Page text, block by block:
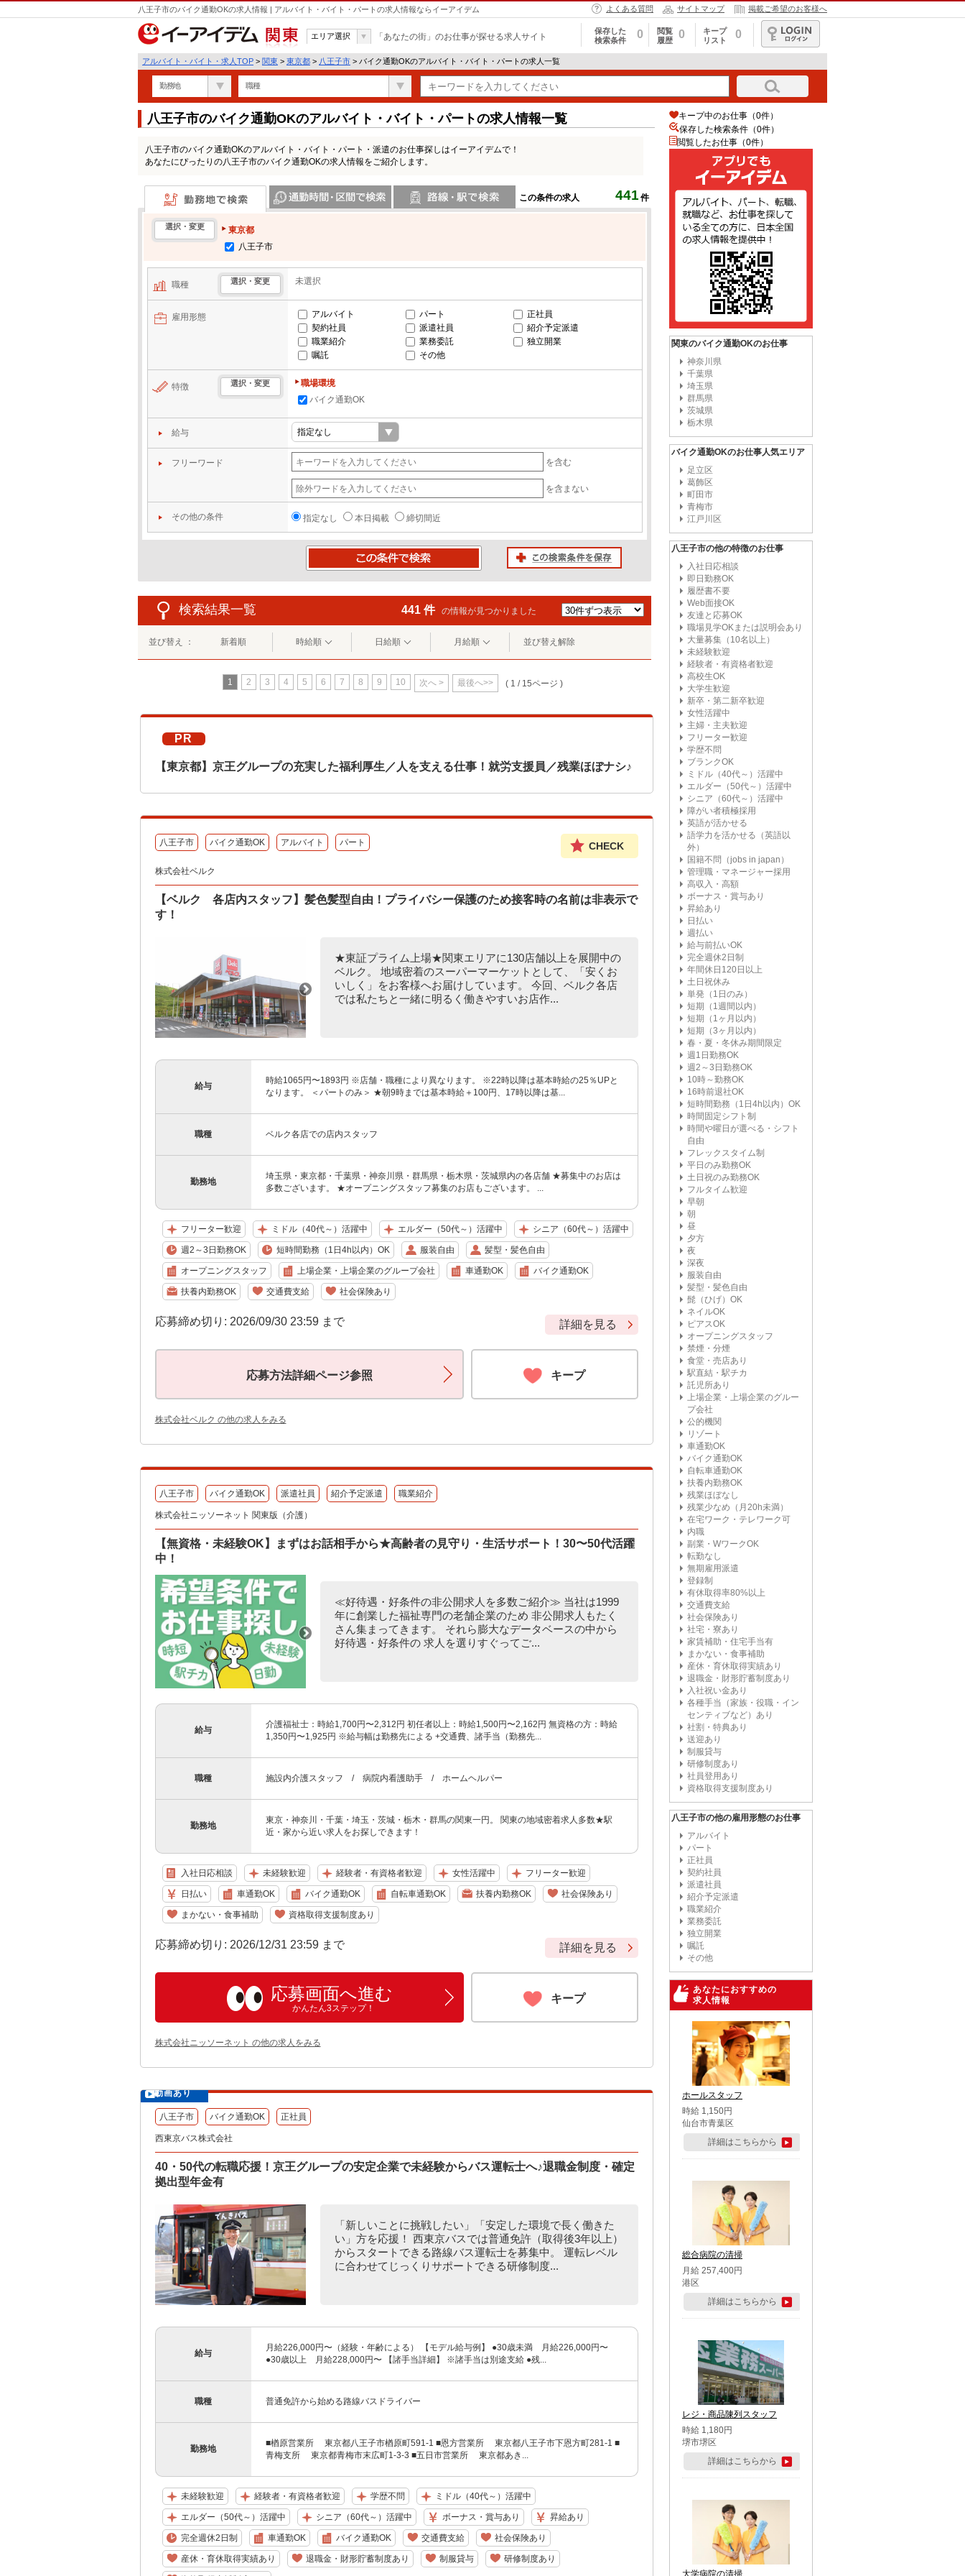
八王子市のバイク通勤OKの求人情報 | アルバイト・バイト・パートの求人情報ならイーアイデム よくある質問 サイトマップ 掲載ご希望のお客様へ
関東
エリア選択 「あなたの街」のお仕事が探せる求人サイト
保存した
検索条件
0
閲覧
履歴
0
キープ
リスト
0
ログイン
アルバイト・バイト・求人TOP > 関東 > 東京都 > 八王子市 > バイク通勤OKのアルバイト・バイト・パートの求人一覧
勤務地 職種
八王子市のバイク通勤OKのアルバイト・バイト・パートの求人情報一覧
八王子市のバイク通勤OKのアルバイト・バイト・パート・派遣のお仕事探しはイーアイデムで！
あなたにぴったりの八王子市のバイク通勤OKの求人情報をご紹介します。
この条件の求人 441 件
勤務地で検索
選択・変更
東京都
八王子市
職種 選択・変更 未選択
雇用形態 アルバイト パート
正社員
契約社員
派遣社員
紹介予定派遣
職業紹介
業務委託
独立開業
嘱託
その他
特徴 選択・変更
職場環境
バイク通勤OK
給与
フリーワード を含む
を含まない
その他の条件 指定なし 本日掲載 締切間近
検索結果一覧 441 件 の情報が見つかりました
並び替え ： 新着順 時給順 日給順 月給順 並び替え解除
1 2 3 4 5 6 7 8 9 10 次へ > 最後へ>> ( 1 / 15ページ )
PR
【東京都】京王グループの充実した福利厚生／人を支える仕事！就労支援員／残業ほぼナシ♪
八王子市 バイク通勤OK アルバイト パート CHECK
株式会社ベルク
【ベルク 各店内スタッフ】髪色髪型自由！プライバシー保護のため接客時の名前は非表示で
す！
★東証プライム上場★関東エリアに130店舗以上を展開中の
ベルク。 地域密着のスーパーマーケットとして、「安くお
いしく」をお客様へお届けしています。 今回、ベルク各店
では私たちと一緒に明るく働きやすいお店作...
給与
時給1065円〜1893円 ※店舗・職種により異なります。 ※22時以降は基本時給の25％UPと
なります。 ＜パートのみ＞ ★朝9時までは基本時給＋100円、17時以降は基...
職種 ベルク各店での店内スタッフ
勤務地
埼玉県・東京都・千葉県・神奈川県・群馬県・栃木県・茨城県内の各店舗 ★募集中のお店は
多数ございます。 ★オープニングスタッフ募集のお店もございます。 ...
フリーター歓迎 ミドル（40代～）活躍中 エルダー（50代～）活躍中 シニア（60代～）活躍中
週2～3日勤務OK 短時間勤務（1日4h以内）OK 服装自由 髪型・髪色自由
オープニングスタッフ 上場企業・上場企業のグループ会社 車通勤OK バイク通勤OK
扶養内勤務OK 交通費支給 社会保険あり
応募締め切り: 2026/09/30 23:59 まで 詳細を見る
応募方法詳細ページ参照 キープ
株式会社ベルク の他の求人をみる
八王子市 バイク通勤OK 派遣社員 紹介予定派遣 職業紹介
株式会社ニッソーネット 関東版（介護）
【無資格・未経験OK】まずはお話相手から★高齢者の見守り・生活サポート！30〜50代活躍
中！
≪好待遇・好条件の非公開求人を多数ご紹介≫ 当社は1999
年に創業した福祉専門の老舗企業のため 非公開求人もたく
さん集まってきます。 それら膨大なデータベースの中から
好待遇・好条件の 求人を選りすぐってご...
給与
介護福祉士：時給1,700円〜2,312円 初任者以上：時給1,500円〜2,162円 無資格の方：時給
1,350円〜1,925円 ※給与幅は勤務先による +交通費、諸手当（勤務先...
職種 施設内介護スタッフ / 病院内看護助手 / ホームヘルパー
勤務地
東京・神奈川・千葉・埼玉・茨城・栃木・群馬の関東一円。 関東の地域密着求人多数★駅
近・家から近い求人をお探しできます！
入社日応相談 未経験歓迎 経験者・有資格者歓迎 女性活躍中 フリーター歓迎
日払い 車通勤OK バイク通勤OK 自転車通勤OK 扶養内勤務OK 社会保険あり
まかない・食事補助 資格取得支援制度あり
応募締め切り: 2026/12/31 23:59 まで 詳細を見る
応募画面へ進む
かんたん3ステップ！
キープ
株式会社ニッソーネット の他の求人をみる
動画あり
八王子市 バイク通勤OK 正社員
西東京バス株式会社
40・50代の転職応援！京王グループの安定企業で未経験からバス運転士へ♪退職金制度・確定
拠出型年金有
「新しいことに挑戦したい」「安定した環境で長く働きた
い」方を応援！ 西東京バスでは普通免許（取得後3年以上）
からスタートできる路線バス運転士を募集中。 運転レベル
に合わせてじっくりサポートできる研修制度...
給与
月給226,000円〜（経験・年齢による） 【モデル給与例】 ●30歳未満 月給226,000円〜
●30歳以上 月給228,000円〜 【諸手当詳細】 ※諸手当は別途支給 ●残...
職種 普通免許から始める路線バスドライバー
勤務地
■楢原営業所 東京都八王子市楢原町591-1 ■恩方営業所 東京都八王子市下恩方町281-1 ■
青梅支所 東京都青梅市末広町1-3-3 ■五日市営業所 東京都あき...
未経験歓迎 経験者・有資格者歓迎 学歴不問 ミドル（40代～）活躍中
エルダー（50代～）活躍中 シニア（60代～）活躍中 ボーナス・賞与あり 昇給あり
完全週休2日制 車通勤OK バイク通勤OK 交通費支給 社会保険あり
産休・育休取得実績あり 退職金・財形貯蓄制度あり 制服貸与 研修制度あり
キープ中のお仕事（0件）
保存した検索条件（0件）
閲覧したお仕事（0件）
関東のバイク通勤OKのお仕事
神奈川県
千葉県
埼玉県
群馬県
茨城県
栃木県
バイク通勤OKのお仕事人気エリア
足立区
葛飾区
町田市
青梅市
江戸川区
八王子市の他の特徴のお仕事
入社日応相談
即日勤務OK
履歴書不要
Web面接OK
友達と応募OK
職場見学OKまたは説明会あり
大量募集（10名以上）
未経験歓迎
経験者・有資格者歓迎
高校生OK
大学生歓迎
新卒・第二新卒歓迎
女性活躍中
主婦・主夫歓迎
フリーター歓迎
学歴不問
ブランクOK
ミドル（40代～）活躍中
エルダー（50代～）活躍中
シニア（60代～）活躍中
障がい者積極採用
英語が活かせる
語学力を活かせる（英語以
外）
国籍不問（jobs in japan）
管理職・マネージャー採用
高収入・高額
ボーナス・賞与あり
昇給あり
日払い
週払い
給与前払いOK
完全週休2日制
年間休日120日以上
土日祝休み
単発（1日のみ）
短期（1週間以内）
短期（1ヶ月以内）
短期（3ヶ月以内）
春・夏・冬休み期間限定
週1日勤務OK
週2～3日勤務OK
10時～勤務OK
16時前退社OK
短時間勤務（1日4h以内）OK
時間固定シフト制
時間や曜日が選べる・シフト
自由
フレックスタイム制
平日のみ勤務OK
土日祝のみ勤務OK
フルタイム歓迎
早朝
朝
昼
夕方
夜
深夜
服装自由
髪型・髪色自由
髭（ひげ）OK
ネイルOK
ピアスOK
オープニングスタッフ
禁煙・分煙
食堂・売店あり
駅直結・駅チカ
託児所あり
上場企業・上場企業のグルー
プ会社
公的機関
リゾート
車通勤OK
バイク通勤OK
自転車通勤OK
扶養内勤務OK
残業ほぼなし
残業少なめ（月20h未満）
在宅ワーク・テレワーク可
内職
副業・WワークOK
転勤なし
無期雇用派遣
登録制
有休取得率80%以上
交通費支給
社会保険あり
社宅・寮あり
家賃補助・住宅手当有
まかない・食事補助
産休・育休取得実績あり
退職金・財形貯蓄制度あり
入社祝い金あり
各種手当（家族・役職・イン
センティブなど）あり
社割・特典あり
送迎あり
制服貸与
研修制度あり
社員登用あり
資格取得支援制度あり
八王子市の他の雇用形態のお仕事
アルバイト
パート
正社員
契約社員
派遣社員
紹介予定派遣
職業紹介
業務委託
独立開業
嘱託
その他
あなたにおすすめの
求人情報
ホールスタッフ
時給 1,150円
仙台市青葉区
詳細はこちらから
総合病院の清掃
月給 257,400円
港区
詳細はこちらから
レジ・商品陳列スタッフ
時給 1,180円
堺市堺区
詳細はこちらから
大学病院の清掃